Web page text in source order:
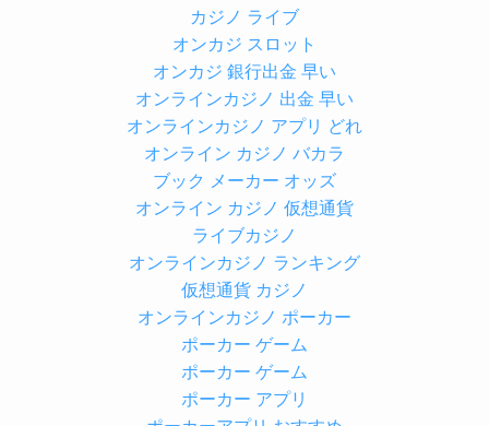
カジノ ライブ
オンカジ スロット
オンカジ 銀行出金 早い
オンラインカジノ 出金 早い
オンラインカジノ アプリ どれ
オンライン カジノ バカラ
ブック メーカー オッズ
オンライン カジノ 仮想通貨
ライブカジノ
オンラインカジノ ランキング
仮想通貨 カジノ
オンラインカジノ ポーカー
ポーカー ゲーム
ポーカー ゲーム
ポーカー アプリ